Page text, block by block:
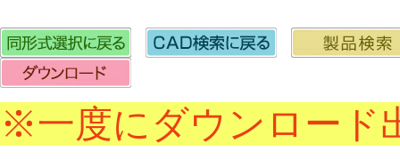
※一度にダウンロード